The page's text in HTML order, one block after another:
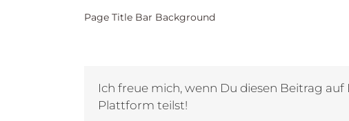
Page Title Bar Background
Ich freue mich, wenn Du diesen Beitrag auf
Plattform teilst!